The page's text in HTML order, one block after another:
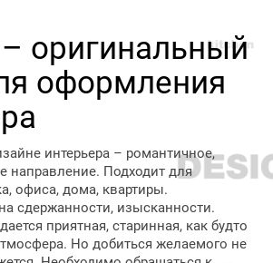
оригинальный
оформления
интерьера – романтичное,
направление. Подходит для
офиса, дома, квартиры.
сдержанности, изысканности.
приятная, старинная, как будто
Но добиться желаемого не